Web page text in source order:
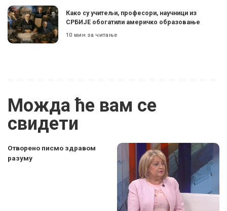
Како су учитељи, професори, научници из
СРБИЈЕ обогатили америчко образовање
10 мин за читање
Можда ће вам се
свидети
Отворено писмо здравом
разуму